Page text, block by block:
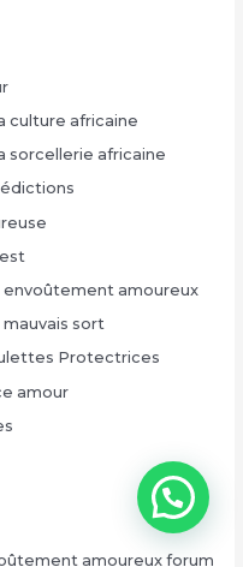
culture africaine
sorcellerie africaine
envoûtement amoureux
mauvais sort
Protectrices
amour
amoureux forum